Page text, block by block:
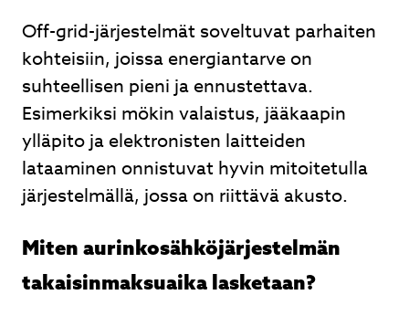
Off-grid-järjestelmät soveltuvat parhaiten
kohteisiin, joissa energiantarve on
suhteellisen pieni ja ennustettava.
Esimerkiksi mökin valaistus, jääkaapin
ylläpito ja elektronisten laitteiden
lataaminen onnistuvat hyvin mitoitetulla
järjestelmällä, jossa on riittävä akusto.
Miten aurinkosähköjärjestelmän
takaisinmaksuaika lasketaan?